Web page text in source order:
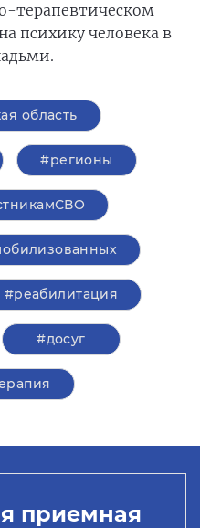
терапевтическом
психику человека в
область
#регионы
#реабилитация
#досуг
приемная